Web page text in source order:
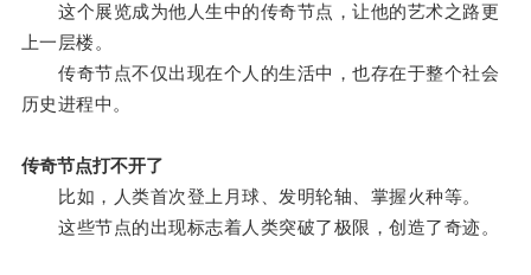
这个展览成为他人生中的传奇节点，让他的艺术之路更
上一层楼。
传奇节点不仅出现在个人的生活中，也存在于整个社会
历史进程中。
传奇节点打不开了
比如，人类首次登上月球、发明轮轴、掌握火种等。
这些节点的出现标志着人类突破了极限，创造了奇迹。